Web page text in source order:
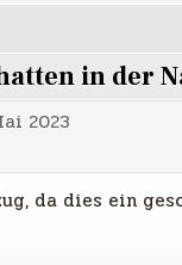
in der
2023
da dies ein